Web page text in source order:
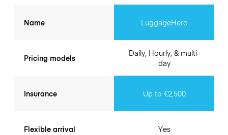
Name
Pricing models
Insurance
Flexible arrival
LuggageHero
Daily, Hourly, & multi-
day
Up to €2,500
Yes